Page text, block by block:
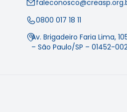
0800 017 18 11
Av. Brigadeiro Faria Lima,
– São Paulo/SP – 01452-